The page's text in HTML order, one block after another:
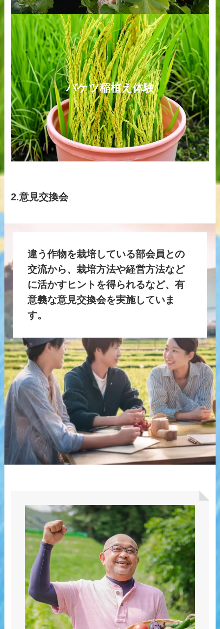
バケツ稲植え体験
2.意見交換会
違う作物を栽培している部会員との
交流から、栽培方法や経営方法など
に活かすヒントを得られるなど、有
意義な意見交換会を実施していま
す。